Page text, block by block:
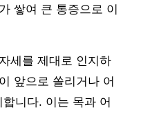
쌓여 큰 통증으로 이
세를 제대로 인지하
앞으로 쏠리거나 어
니다. 이는 목과 어